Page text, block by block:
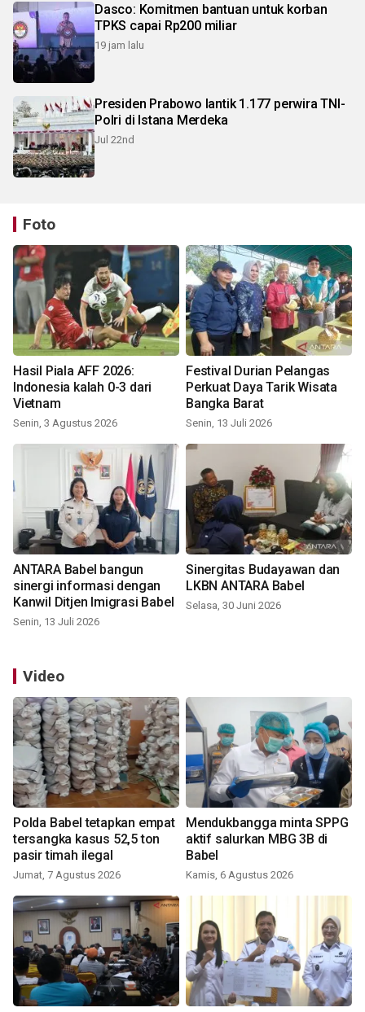
Dasco: Komitmen bantuan untuk korban
TPKS capai Rp200 miliar
19 jam lalu
Presiden Prabowo lantik 1.177 perwira TNI-
Polri di Istana Merdeka
Jul 22nd
Foto
Hasil Piala AFF 2026:
Indonesia kalah 0-3 dari
Vietnam
Senin, 3 Agustus 2026
Festival Durian Pelangas
Perkuat Daya Tarik Wisata
Bangka Barat
Senin, 13 Juli 2026
ANTARA Babel bangun
sinergi informasi dengan
Kanwil Ditjen Imigrasi Babel
Senin, 13 Juli 2026
Sinergitas Budayawan dan
LKBN ANTARA Babel
Selasa, 30 Juni 2026
Video
Polda Babel tetapkan empat
tersangka kasus 52,5 ton
pasir timah ilegal
Jumat, 7 Agustus 2026
Mendukbangga minta SPPG
aktif salurkan MBG 3B di
Babel
Kamis, 6 Agustus 2026